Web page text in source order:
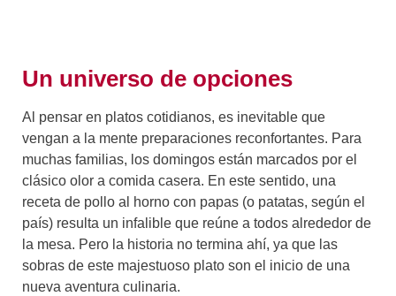
Un universo de opciones
Al pensar en platos cotidianos, es inevitable que
vengan a la mente preparaciones reconfortantes. Para
muchas familias, los domingos están marcados por el
clásico olor a comida casera. En este sentido, una
receta de pollo al horno con papas (o patatas, según el
país) resulta un infalible que reúne a todos alrededor de
la mesa. Pero la historia no termina ahí, ya que las
sobras de este majestuoso plato son el inicio de una
nueva aventura culinaria.